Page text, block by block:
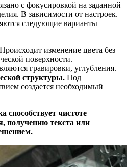
с фокусировкой на заданной
В зависимости от настроек.
следующие варианты
Происходит изменение цвета без
поверхности.
гравировки, углубления.
структуры. Под
создается необходимый
способствует чистоте
получению текста или